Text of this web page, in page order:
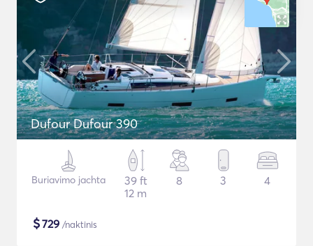
Dufour Dufour 390
Buriavimo jachta
39 ft
12 m
8 3 4
$729 /naktinis